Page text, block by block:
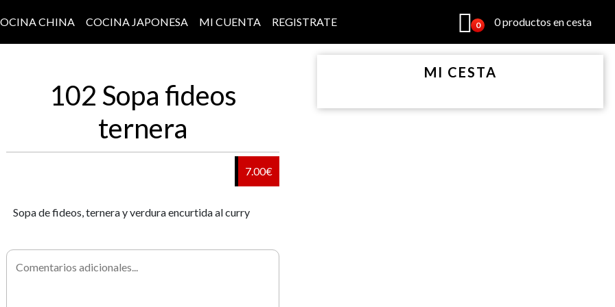
CHINA COCINA JAPONESA MI CUENTA REGISTRATE 0 0 productos en cesta
102 Sopa fideos
ternera
7.00€
Sopa de fideos, ternera y verdura encurtida al curry
MI CESTA